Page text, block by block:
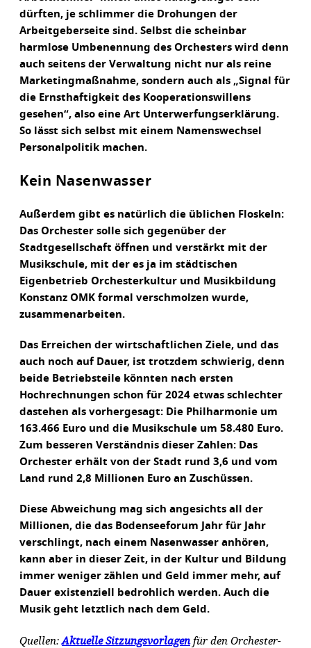
dürften, je schlimmer die Drohungen der
Arbeitgeberseite sind. Selbst die scheinbar
harmlose Umbenennung des Orchesters wird denn
auch seitens der Verwaltung nicht nur als reine
Marketingmaßnahme, sondern auch als „Signal für
die Ernsthaftigkeit des Kooperationswillens
gesehen“, also eine Art Unterwerfungserklärung.
So lässt sich selbst mit einem Namenswechsel
Personalpolitik machen.
Kein Nasenwasser
Außerdem gibt es natürlich die üblichen Floskeln:
Das Orchester solle sich gegenüber der
Stadtgesellschaft öffnen und verstärkt mit der
Musikschule, mit der es ja im städtischen
Eigenbetrieb Orchesterkultur und Musikbildung
Konstanz OMK formal verschmolzen wurde,
zusammenarbeiten.
Das Erreichen der wirtschaftlichen Ziele, und das
auch noch auf Dauer, ist trotzdem schwierig, denn
beide Betriebsteile könnten nach ersten
Hochrechnungen schon für 2024 etwas schlechter
dastehen als vorhergesagt: Die Philharmonie um
163.466 Euro und die Musikschule um 58.480 Euro.
Zum besseren Verständnis dieser Zahlen: Das
Orchester erhält von der Stadt rund 3,6 und vom
Land rund 2,8 Millionen Euro an Zuschüssen.
Diese Abweichung mag sich angesichts all der
Millionen, die das Bodenseeforum Jahr für Jahr
verschlingt, nach einem Nasenwasser anhören,
kann aber in dieser Zeit, in der Kultur und Bildung
immer weniger zählen und Geld immer mehr, auf
Dauer existenziell bedrohlich werden. Auch die
Musik geht letztlich nach dem Geld.
Quellen:Aktuelle Sitzungsvorlagenfür den Orchester-